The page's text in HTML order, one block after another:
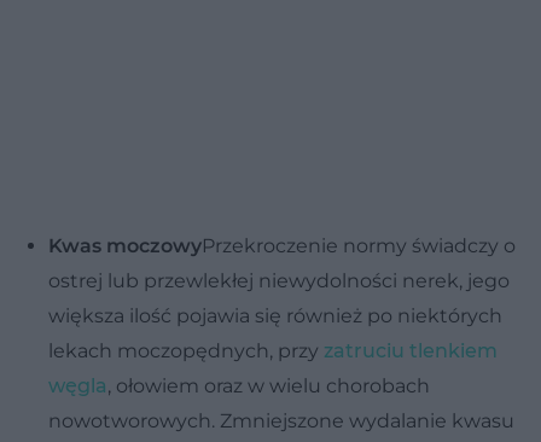
Kwas moczowyPrzekroczenie normy świadczy o
ostrej lub przewlekłej niewydolności nerek, jego
większa ilość pojawia się również po niektórych
lekach moczopędnych, przy zatruciu tlenkiem
węgla, ołowiem oraz w wielu chorobach
nowotworowych. Zmniejszone wydalanie kwasu